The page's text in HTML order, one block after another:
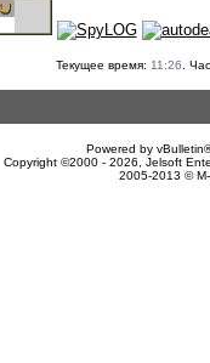
Текущее время: 11:26 .
Powered by
Copyright ©2000 - 2026, Jelsoft
2005-2013 © M-